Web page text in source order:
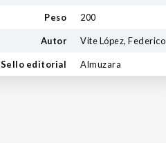
Peso 200
Autor Vite López, Federico
Sello editorial Almuzara